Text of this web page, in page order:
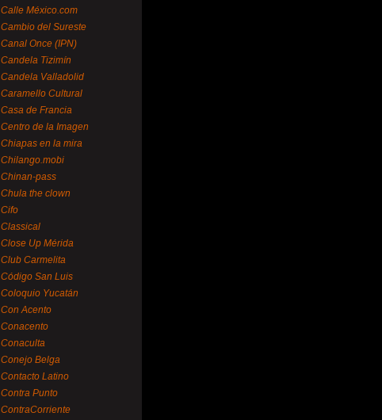
Calle México.com
Cambio del Sureste
Canal Once (IPN)
Candela Tizimín
Candela Valladolid
Caramello Cultural
Casa de Francia
Centro de la Imagen
Chiapas en la mira
Chilango.mobi
Chinan-pass
Chula the clown
Cifo
Classical
Close Up Mérida
Club Carmelita
Código San Luis
Coloquio Yucatán
Con Acento
Conacento
Conaculta
Conejo Belga
Contacto Latino
Contra Punto
ContraCorriente